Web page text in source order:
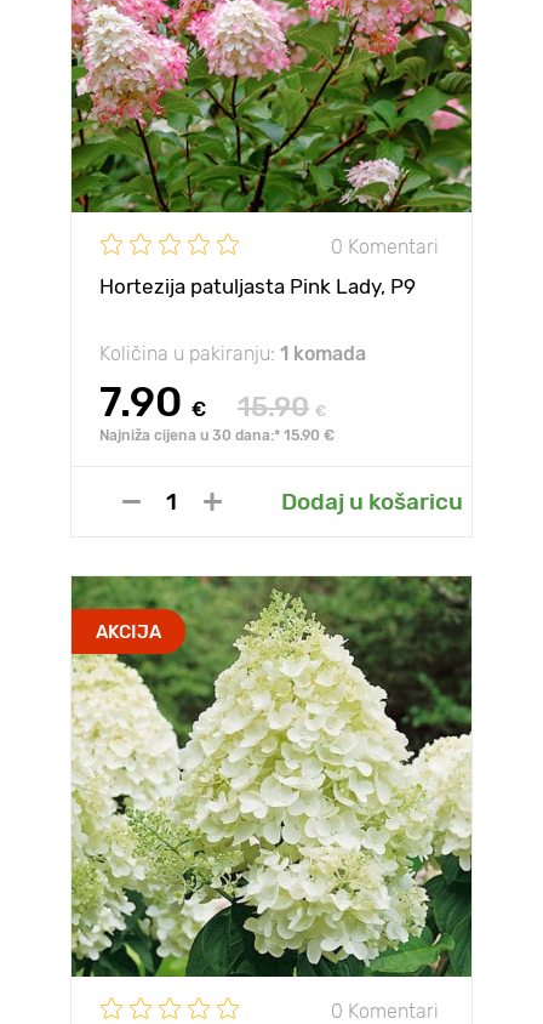
0 Komentari
Hortezija patuljasta Pink Lady, P9
Količina u pakiranju: 1 komada
7.90 € 15.90 €
Najniža cijena u 30 dana:* 15.90 €
Dodaj u košaricu
AKCIJA
0 Komentari